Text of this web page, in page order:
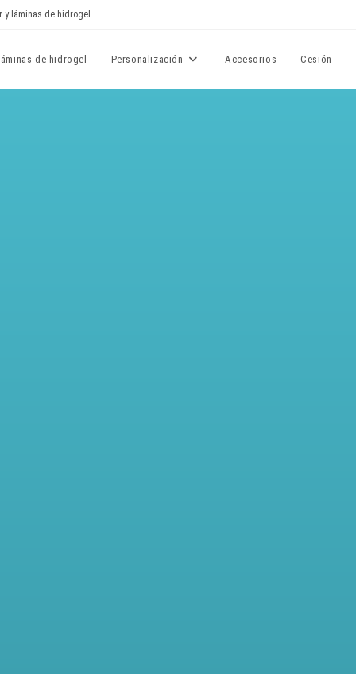
y láminas de hidrogel
de hidrogel Personalización Accesorios Cesión